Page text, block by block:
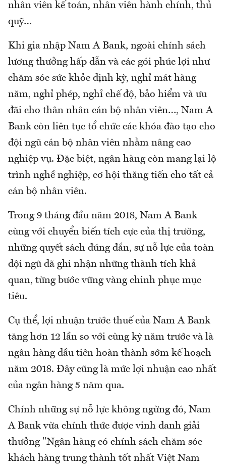
nhân viên kế toán, nhân viên hành chính, thủ
quỹ…
Khi gia nhập Nam A Bank, ngoài chính sách
lương thưởng hấp dẫn và các gói phúc lợi như
chăm sóc sức khỏe định kỳ, nghỉ mát hàng
năm, nghỉ phép, nghỉ chế độ, bảo hiểm và ưu
đãi cho thân nhân cán bộ nhân viên…, Nam A
Bank còn liên tục tổ chức các khóa đào tạo cho
đội ngũ cán bộ nhân viên nhằm nâng cao
nghiệp vụ. Đặc biệt, ngân hàng còn mang lại lộ
trình nghề nghiệp, cơ hội thăng tiến cho tất cả
cán bộ nhân viên.
Trong 9 tháng đầu năm 2018, Nam A Bank
cùng với chuyển biến tích cực của thị trường,
những quyết sách đúng đắn, sự nỗ lực của toàn
đội ngũ đã ghi nhận những thành tích khả
quan, từng bước vững vàng chinh phục mục
tiêu.
Cụ thể, lợi nhuận trước thuế của Nam A Bank
tăng hơn 12 lần so với cùng kỳ năm trước và là
ngân hàng đầu tiên hoàn thành sớm kế hoạch
năm 2018. Đây cũng là mức lợi nhuận cao nhất
của ngân hàng 5 năm qua.
Chính những sự nỗ lực không ngừng đó, Nam
A Bank vừa chính thức được vinh danh giải
thưởng "Ngân hàng có chính sách chăm sóc
khách hàng trung thành tốt nhất Việt Nam